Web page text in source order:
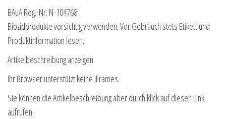
BAuA Reg.-Nr. N-104768
Biozidprodukte vorsichtig verwenden. Vor Gebrauch stets Etikett und
Produktinformation lesen.
Artikelbeschreibung anzeigen
Ihr Browser unterstützt keine IFrames.
Sie können die Artikelbeschreibung aber durch klick auf diesen Link
aufrufen.